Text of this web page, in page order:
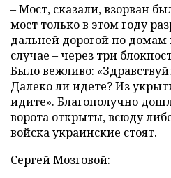
– Мост, сказали, взорван
мост только в этом году
дальней дорогой по
случае – через три
Было вежливо:
Далеко ли идете? Из
идите». Благополучно
ворота открыты, всюду
войска украинские стоят.
Сергей Мозговой: